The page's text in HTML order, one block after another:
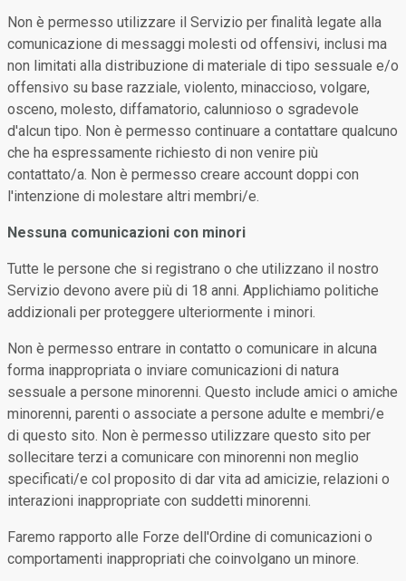
Non è permesso utilizzare il Servizio per finalità legate alla
comunicazione di messaggi molesti od offensivi, inclusi ma
non limitati alla distribuzione di materiale di tipo sessuale e/o
offensivo su base razziale, violento, minaccioso, volgare,
osceno, molesto, diffamatorio, calunnioso o sgradevole
d'alcun tipo. Non è permesso continuare a contattare qualcuno
che ha espressamente richiesto di non venire più
contattato/a. Non è permesso creare account doppi con
l'intenzione di molestare altri membri/e.
Nessuna comunicazioni con minori
Tutte le persone che si registrano o che utilizzano il nostro
Servizio devono avere più di 18 anni. Applichiamo politiche
addizionali per proteggere ulteriormente i minori.
Non è permesso entrare in contatto o comunicare in alcuna
forma inappropriata o inviare comunicazioni di natura
sessuale a persone minorenni. Questo include amici o amiche
minorenni, parenti o associate a persone adulte e membri/e
di questo sito. Non è permesso utilizzare questo sito per
sollecitare terzi a comunicare con minorenni non meglio
specificati/e col proposito di dar vita ad amicizie, relazioni o
interazioni inappropriate con suddetti minorenni.
Faremo rapporto alle Forze dell'Ordine di comunicazioni o
comportamenti inappropriati che coinvolgano un minore.